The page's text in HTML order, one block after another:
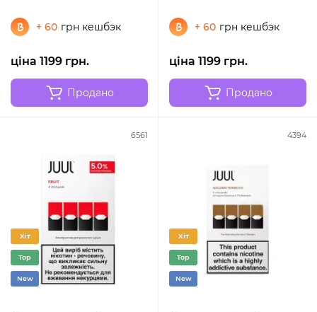
+ 60 грн кешбэк
ціна 1199 грн.
Продано
+ 60 грн кешбэк
ціна 1199 грн.
Продано
6561
Хіт
Top
New
4394
Хіт
Top
New